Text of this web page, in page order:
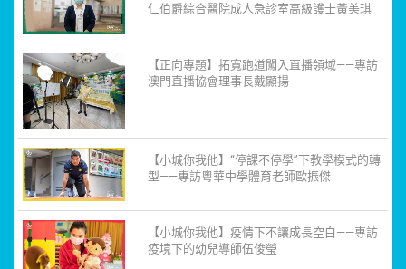
仁伯爵綜合醫院成人急診室高級護士黃美琪
【正向專題】拓寬跑道闖入直播領域——專訪
澳門直播協會理事長戴顯揚
【小城你我他】“停課不停學”下教學模式的轉
型——專訪粵華中學體育老師歐振傑
【小城你我他】疫情下不讓成長空白——專訪
疫境下的幼兒導師伍俊瑩